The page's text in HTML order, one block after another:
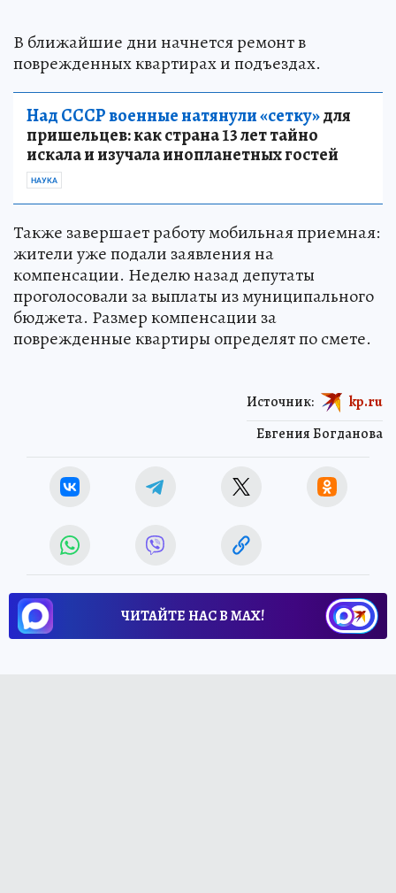
В ближайшие дни начнется ремонт в
поврежденных квартирах и подъездах.
Над СССР военные натянули «сетку»для
пришельцев: как страна 13 лет тайно
искала и изучала инопланетных гостей
НАУКА
Также завершает работу мобильная приемная:
жители уже подали заявления на
компенсации. Неделю назад депутаты
проголосовали за выплаты из муниципального
бюджета. Размер компенсации за
поврежденные квартиры определят по смете.
Евгения Богданова
Источник: kp.ru
ЧИТАЙТЕ НАС В МАХ!